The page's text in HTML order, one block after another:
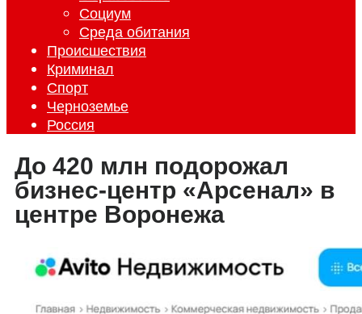
Социум
Среда обитания
Происшествия
Криминал
Спорт
Черноземье
Россия
До 420 млн подорожал
бизнес-центр «Арсенал» в
центре Воронежа